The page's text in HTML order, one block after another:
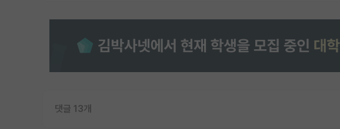
댓글 13개